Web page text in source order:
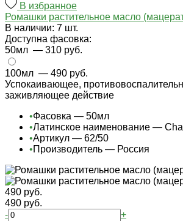
В избранное
Ромашки растительное масло
В наличии: 7 шт.
Доступна фасовка:
50мл — 310 руб.
100мл — 490 руб.
Успокаивающее,
заживляющее действие
•Фасовка — 50мл
•Латинское наименование —
•Артикул — 62/50
•Производитель — Россия
490 руб.
490 руб.
-
+